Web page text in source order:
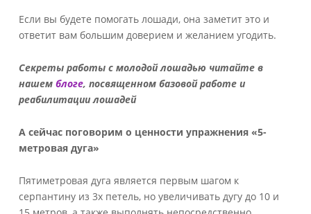
Если вы будете помогать лошади, она заметит это и
ответит вам большим доверием и желанием угодить.
Секреты работы с молодой лошадью читайте в
нашемблоге, посвященном базовой работе и
реабилитации лошадей
А сейчас поговорим о ценности упражнения «5-
метровая дуга»
Пятиметровая дуга является первым шагом к
серпантину из 3х петель, но увеличивать дугу до 10 и